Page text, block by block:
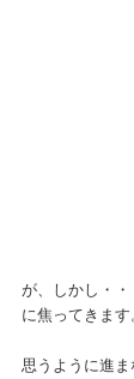
が、しかし・
に焦ってきます
思うように進